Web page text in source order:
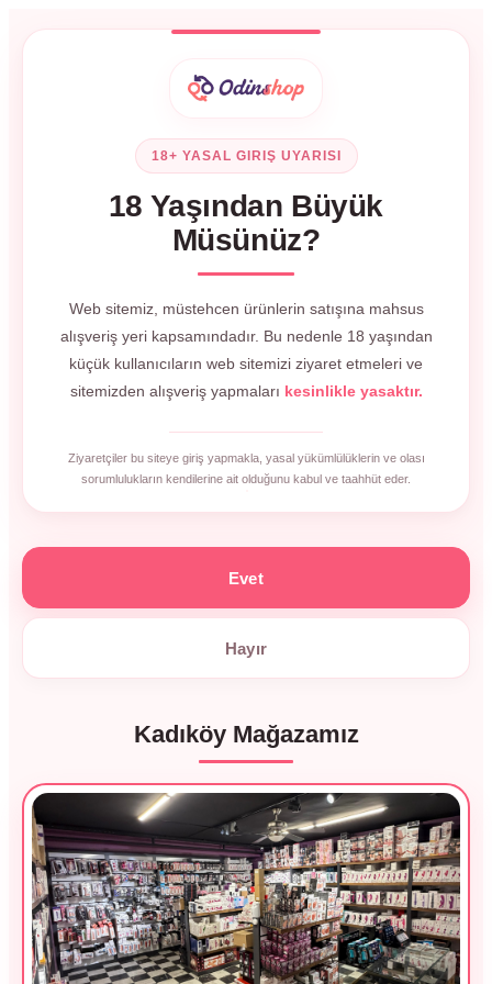
18+ YASAL GIRIŞ UYARISI
18 Yaşından Büyük
Müsünüz?
Web sitemiz, müstehcen ürünlerin satışına mahsus
alışveriş yeri kapsamındadır. Bu nedenle 18 yaşından
küçük kullanıcıların web sitemizi ziyaret etmeleri ve
sitemizden alışveriş yapmaları kesinlikle yasaktır.
Ziyaretçiler bu siteye giriş yapmakla, yasal yükümlülüklerin ve olası
sorumlulukların kendilerine ait olduğunu kabul ve taahhüt eder.
Kadıköy Mağazamız
Evet
Hayır